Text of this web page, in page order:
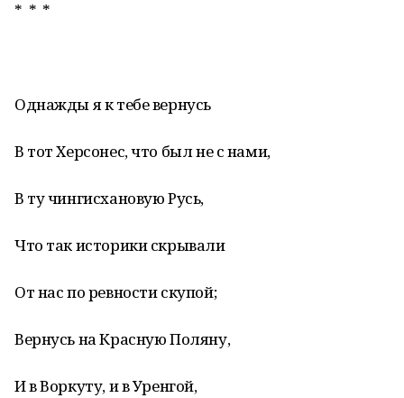
* * *
Однажды я к тебе вернусь
В тот Херсонес, что был не с нами,
В ту чингисхановую Русь,
Что так историки скрывали
От нас по ревности скупой;
Вернусь на Красную Поляну,
И в Воркуту, и в Уренгой,